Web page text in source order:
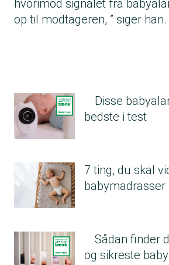
hvorimod signalet fra
op til modtageren, ” siger han.
Disse
bedste i test
7 ting, du skal
babymadrasser
Sådan finder
og sikreste